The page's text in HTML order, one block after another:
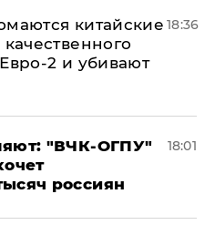
китайские
2 и убивают
18:36
"ВЧК-ОГПУ"
россиян
18:01